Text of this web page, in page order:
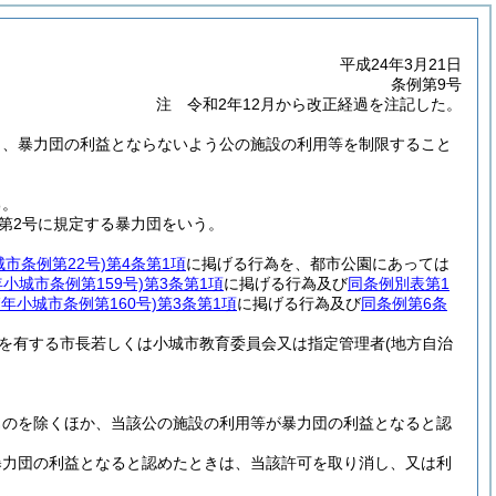
平成24年3月21日
条例第9号
注 令和2年12月から改正経過を注記した。
暴力団の利益とならないよう公の施設の利用等を制限すること
2号に規定する暴力団をいう。
市条例第22号)第4条第1項に掲げる行為を、都市公園にあっては
城市条例第159号)第3条第1項に掲げる行為及び同条例別表第1
小城市条例第160号)第3条第1項に掲げる行為及び同条例第6条
する市長若しくは小城市教育委員会又は指定管理者(地方自治
を除くほか、当該公の施設の利用等が暴力団の利益となると認
団の利益となると認めたときは、当該許可を取り消し、又は利